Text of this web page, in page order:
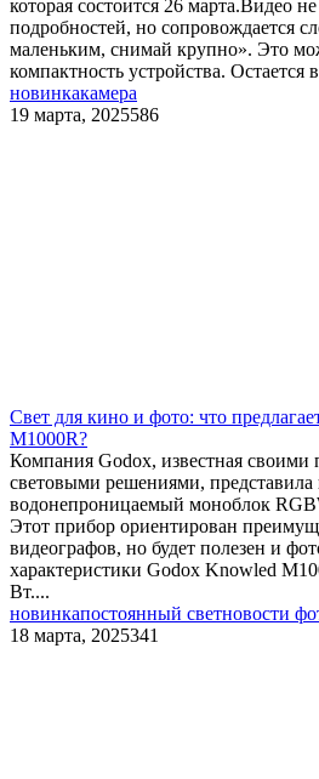
которая состоится 26 марта.Видео
подробностей, но сопровождается
маленьким, снимай крупно». Это
компактность устройства. Остается
новинкакамера
19 марта, 2025586
Свет для кино и фото: что
M1000R?
Компания Godox, известная
световыми решениями,
водонепроницаемый моноблок
Этот прибор ориентирован
видеографов, но будет полезен и
характеристики Godox Knowled
Вт....
новинкапостоянный светновости
18 марта, 2025341